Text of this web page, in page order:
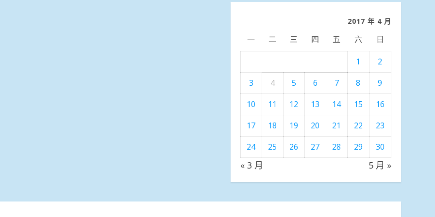
2017 年 4 月
一 二 三 四 五 六 日
1
2
3
4 5 6 7 8
9
10
11 12 13 14 15
16
17
18 19 20 21 22
23
24
25 26 27 28 29 30
« 3 月 5 月 »